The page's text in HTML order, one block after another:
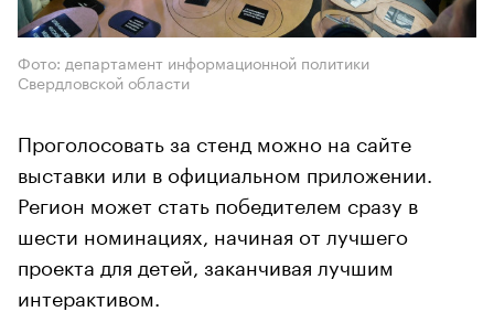
Фото: департамент информационной политики
Свердловской области
Проголосовать за стенд можно на сайте
выставки или в официальном приложении.
Регион может стать победителем сразу в
шести номинациях, начиная от лучшего
проекта для детей, заканчивая лучшим
интерактивом.